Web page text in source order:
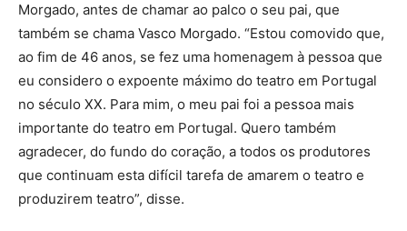
Morgado, antes de chamar ao palco o seu pai, que
também se chama Vasco Morgado. “Estou comovido que,
ao fim de 46 anos, se fez uma homenagem à pessoa que
eu considero o expoente máximo do teatro em Portugal
no século XX. Para mim, o meu pai foi a pessoa mais
importante do teatro em Portugal. Quero também
agradecer, do fundo do coração, a todos os produtores
que continuam esta difícil tarefa de amarem o teatro e
produzirem teatro”, disse.